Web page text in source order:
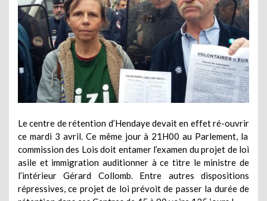
Le centre de rétention d’Hendayedevait en effet ré-ouvrir
ce mardi 3 avril. Ce même jour à 21H00 au Parlement, la
commission des Lois doit entamer l’examen du projet de loi
asile et immigration auditionner à ce titre le ministre de
l’intérieur Gérard Collomb. Entre autres dispositions
répressives, ce projet de loi prévoit de passer la durée de